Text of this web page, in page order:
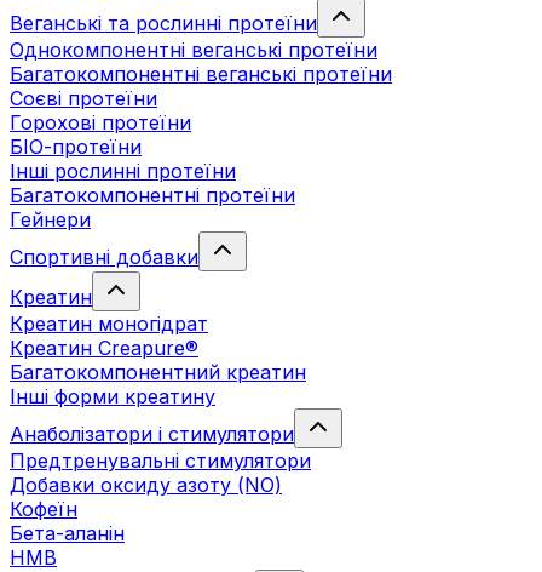
Веганські та рослинні протеїни
Однокомпонентні веганські протеїни
Багатокомпонентні веганські протеїни
Cоєві протеїни
Горохові протеїни
БІО-протеїни
Інші рослинні протеїни
Багатокомпонентні протеїни
Гейнери
Спортивні добавки
Креатин
Креатин моногідрат
Креатин Creapure®
Багатокомпонентний креатин
Інші форми креатину
Анаболізатори і стимулятори
Предтренувальні стимулятори
Добавки оксиду азоту (NO)
Кофеїн
Бета-аланін
HMB